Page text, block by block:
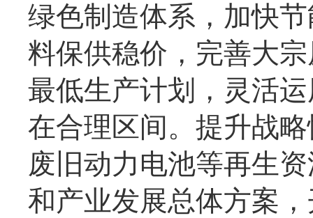
绿色制造体系，加快
料保供稳价，完善大
最低生产计划，灵活
在合理区间。提升战
废旧动力电池等再生
和产业发展总体方案